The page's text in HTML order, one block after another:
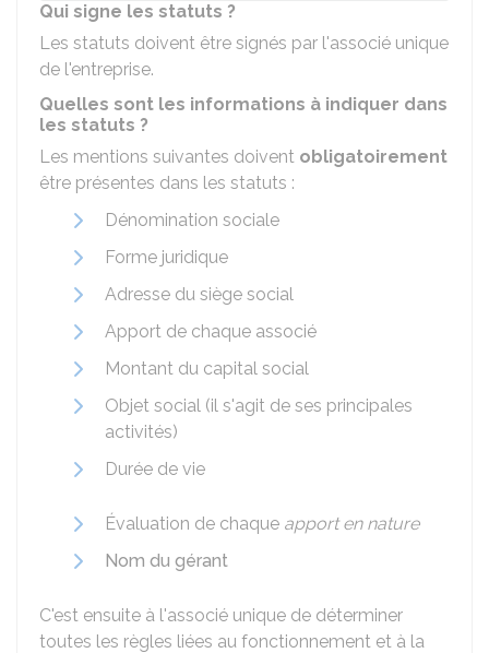
Qui signe les statuts ?
Les statuts doivent être signés par l'associé unique
de l'entreprise.
Quelles sont les informations à indiquer dans
les statuts ?
Les mentions suivantes doivent obligatoirement
être présentes dans les statuts :
Dénomination sociale
Forme juridique
Adresse du siège social
Apport de chaque associé
Montant du capital social
Objet social (il s'agit de ses principales
activités)
Durée de vie
Évaluation de chaque apport en nature
Nom du gérant
C'est ensuite à l'associé unique de déterminer
toutes les règles liées au fonctionnement et à la